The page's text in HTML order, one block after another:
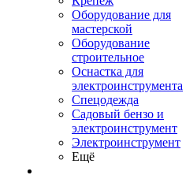
Оборудование для
мастерской
Оборудование
строительное
Оснастка для
электроинструмента
Спецодежда
Садовый бензо и
электроинструмент
Электроинструмент
Ещё